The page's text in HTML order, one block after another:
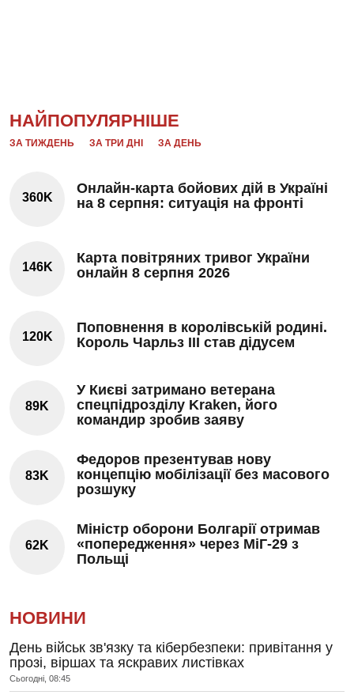
НАЙПОПУЛЯРНІШЕ
ЗА ТИЖДЕНЬ ЗА ТРИ ДНІ ЗА ДЕНЬ
360K
Онлайн-карта бойових дій в Україні
на 8 серпня: ситуація на фронті
146K
Карта повітряних тривог України
онлайн 8 серпня 2026
120K
Поповнення в королівській родині.
Король Чарльз III став дідусем
89K
У Києві затримано ветерана
спецпідрозділу Kraken, його
командир зробив заяву
83K
Федоров презентував нову
концепцію мобілізації без масового
розшуку
62K
Міністр оборони Болгарії отримав
«попередження» через МіГ-29 з
Польщі
НОВИНИ
День військ зв'язку та кібербезпеки: привітання у
прозі, віршах та яскравих листівках
Сьогодні, 08:45